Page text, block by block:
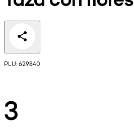
PLU: 629840
3